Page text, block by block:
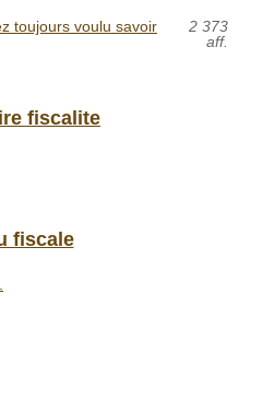
toujours voulu savoir
2 373
aff.
fiscalite
fiscale